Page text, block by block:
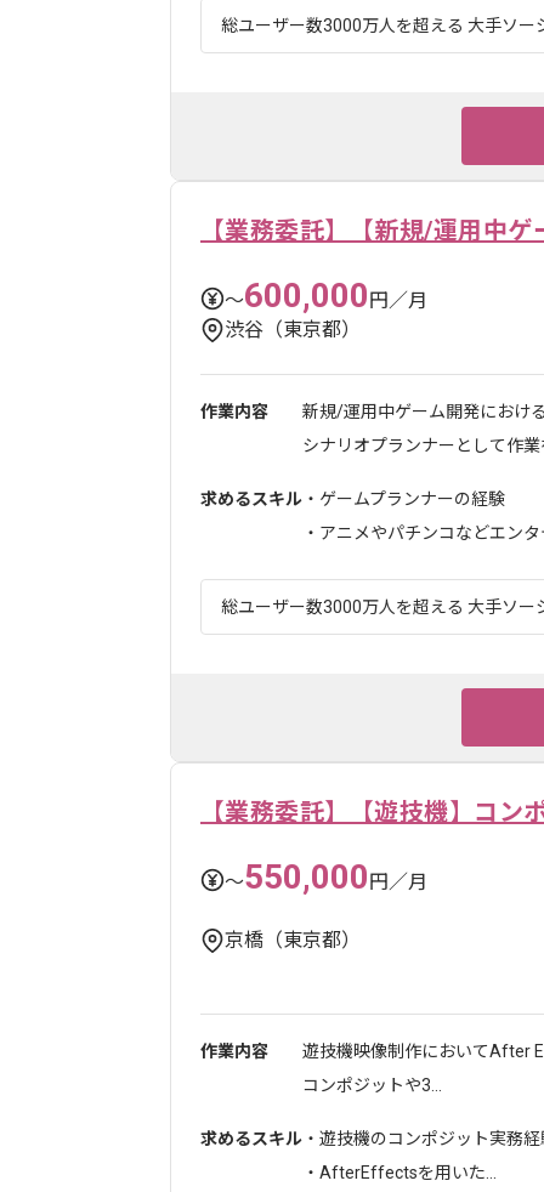
総ユーザー数3000万人を超える 大手ソ
【業務委託】【新規/運用中
〜600,000円／月
渋谷（東京都）
作業内容
新規/運用中ゲーム開発におけ
シナリオプランナーとして作
求めるスキル ・ゲームプランナーの経験
・アニメやパチンコなどエン
総ユーザー数3000万人を超える 大手ソ
【業務委託】【遊技機】コン
〜550,000円／月
京橋（東京都）
作業内容
遊技機映像制作においてAfter
コンポジットや3...
求めるスキル ・遊技機のコンポジット実務
・AfterEffectsを用いた...